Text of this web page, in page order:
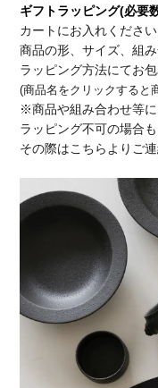
ギフトラッピング(必要
カートにお入れくださ
商品の形、サイズ、組
ラッピング方法にてお
(商品名をクリックすると
※商品や組み合わせ等
ラッピング不可の場合
その際はこちらよりご